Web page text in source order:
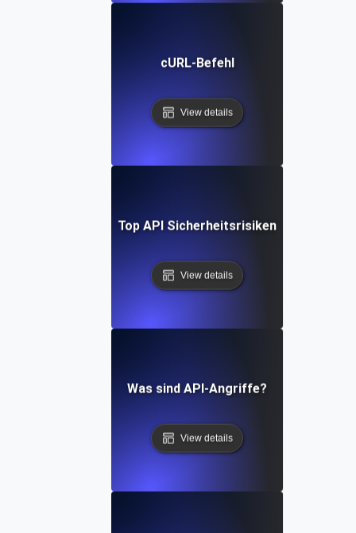
cURL-Befehl
View details
Top API Sicherheitsrisiken
View details
Was sind API-Angriffe?
View details